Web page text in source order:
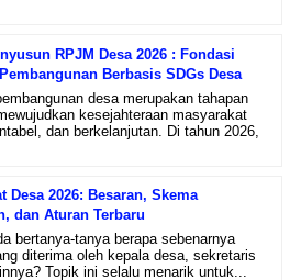
RPJM Desa 2026 : Fondasi
Berbasis SDGs Desa
desa merupakan tahapan
kesejahteraan masyarakat
dan berkelanjutan. Di tahun 2026,
Desa 2026: Besaran, Skema
dan Aturan Terbaru
bertanya-tanya berapa sebenarnya
diterima oleh kepala desa, sekretaris
Topik ini selalu menarik untuk...